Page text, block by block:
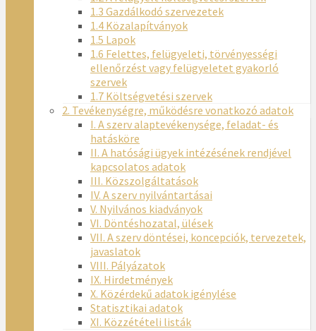
1.3 Gazdálkodó szervezetek
1.4 Közalapítványok
1.5 Lapok
1.6 Felettes, felügyeleti, törvényességi
ellenőrzést vagy felügyeletet gyakorló
szervek
1.7 Költségvetési szervek
2. Tevékenységre, működésre vonatkozó adatok
I. A szerv alaptevékenysége, feladat- és
hatásköre
II. A hatósági ügyek intézésének rendjével
kapcsolatos adatok
III. Közszolgáltatások
IV. A szerv nyilvántartásai
V. Nyilvános kiadványok
VI. Döntéshozatal, ülések
VII. A szerv döntései, koncepciók, tervezetek,
javaslatok
VIII. Pályázatok
IX. Hirdetmények
X. Közérdekű adatok igénylése
Statisztikai adatok
XI. Közzétételi listák